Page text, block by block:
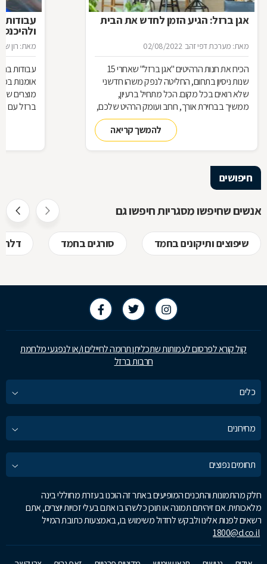
אגן ברזל: הגיע הזמן לחדש את הבית
מאת: מערכת דפי זהב 02/08/2022
הכירו את חנות הרהיטים ''אגן ברזל'' שאחרי 15
שנות ניסיון בתחום, החליטה לנפק משהו חדשני
שלא רואים בכל מקום. הכל מתחיל ברעיון,
ממשיך בבחירת אורך, רוחב ועומק הרהיט שלכם,
ממשיך בייצור מקורי ממיטב חומרי הגלם ומסתיים
ביצירת הפתרון המרשים והמעשי ביותר עבורכם
להמשך קריאה
עבודות
מאת: רון
עבודות
אומנות
מוצרים
ברזל עם
חיפושים
אנשים שחיפשו מסגריות חיפשו גם
שיפוצים ותיקונים בחמד סורגים בחמד
קול קורא לפרסום לעמותות שתכליתן תרומה לחיילים ו/או לנפגעי מלחמת
חרבות ברזל
כלים
מחירונים
תחומים נפוצים
חלק מהתמונות והתכנים המופיעים באתר זה הוכנו בעזרת מחוללי בינה
מלאכותית. אם זיהיתם תמונה או תוכן כלשהו בו אתם בעלי זכויות יוצרים, אתם
רשאים לפנות אלינו ולבקש לחדול משימוש בו, באמצעות כתובת המייל
1800@d.co.il